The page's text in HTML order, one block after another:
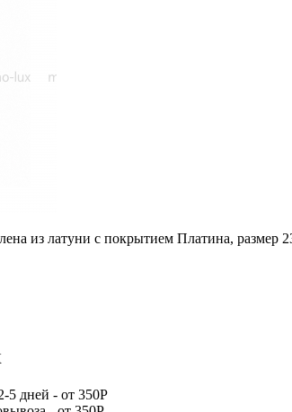
из латуни с покрытием Платина,
5 дней - от 350Р